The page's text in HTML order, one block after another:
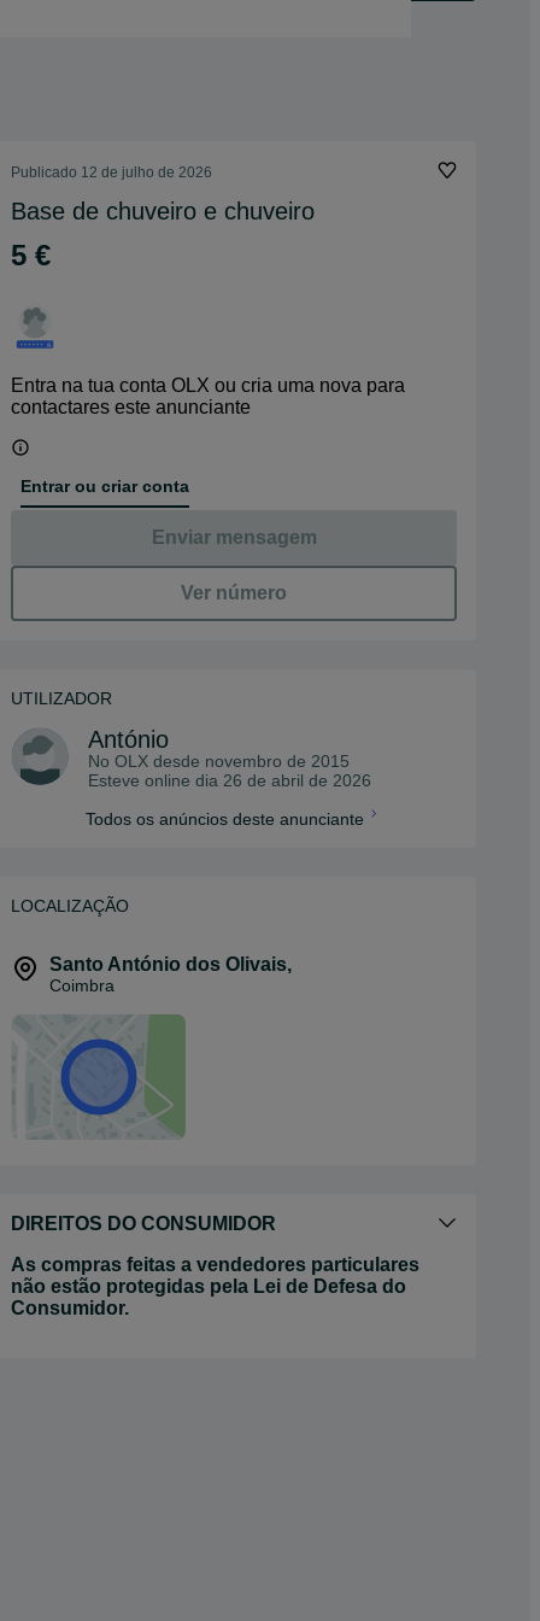
Publicado 12 de julho de 2026
Base de chuveiro e chuveiro
5 €
Entra na tua conta OLX ou cria uma nova para
contactares este anunciante
Entrar ou criar conta
Enviar mensagem
Ver número
UTILIZADOR
António
No OLX desde novembro de 2015
Esteve online dia 26 de abril de 2026
Todos os anúncios deste anunciante
LOCALIZAÇÃO
Santo António dos Olivais,
Coimbra
DIREITOS DO CONSUMIDOR
As compras feitas a vendedores particulares
não estão protegidas pela Lei de Defesa do
Consumidor.